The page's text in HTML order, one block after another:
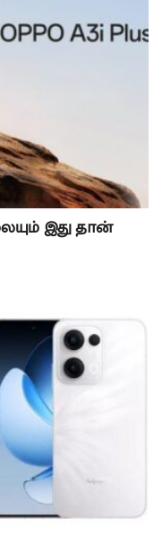
இது தான்